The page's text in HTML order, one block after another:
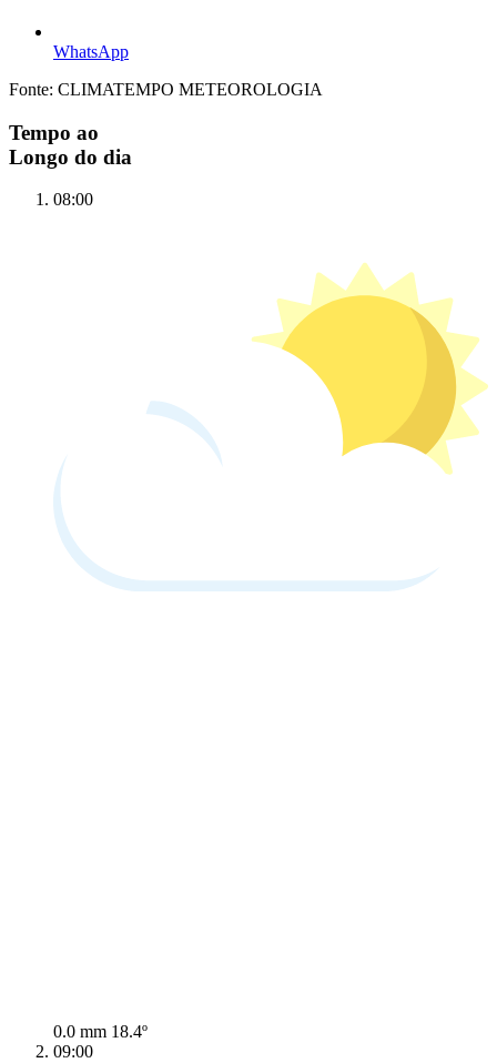
WhatsApp
Fonte: CLIMATEMPO METEOROLOGIA
Tempo ao
Longo do dia
08:00
0.0 mm 18.4º
09:00